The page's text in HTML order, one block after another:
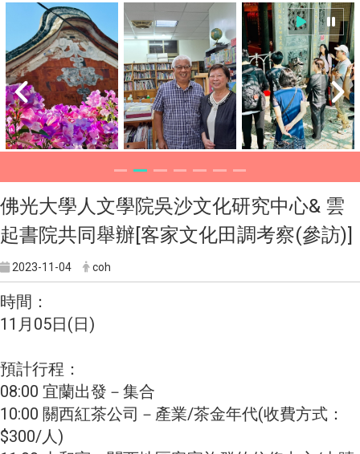
佛光大學人文學院吳沙文化研究中心& 雲
起書院共同舉辦[客家文化田調考察(參訪)]
2023-11-04 coh
時間：
11月05日(日)
預計行程：
08:00 宜蘭出發－集合
10:00 關西紅茶公司－產業/茶金年代(收費方式：
$300/人)